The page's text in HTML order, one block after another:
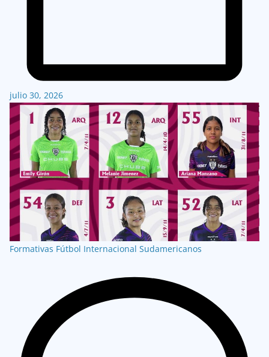
julio 30, 2026
Formativas Fútbol Internacional Sudamericanos